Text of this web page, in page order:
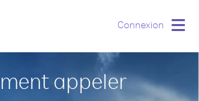
Connexion
appeler